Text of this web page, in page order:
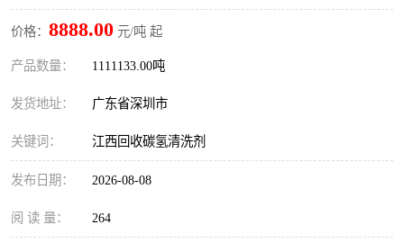
价格： 8888.00 元/吨 起
产品数量： 1111133.00吨
发货地址： 广东省深圳市
关键词： 江西回收碳氢清洗剂
发布日期： 2026-08-08
阅 读 量： 264